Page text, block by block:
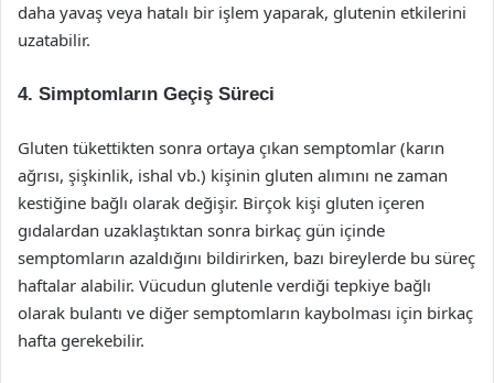
daha yavaş veya hatalı bir işlem yaparak, glutenin etkilerini
uzatabilir.
4. Simptomların Geçiş Süreci
Gluten tükettikten sonra ortaya çıkan semptomlar (karın
ağrısı, şişkinlik, ishal vb.) kişinin gluten alımını ne zaman
kestiğine bağlı olarak değişir. Birçok kişi gluten içeren
gıdalardan uzaklaştıktan sonra birkaç gün içinde
semptomların azaldığını bildirirken, bazı bireylerde bu süreç
haftalar alabilir. Vücudun glutenle verdiği tepkiye bağlı
olarak bulantı ve diğer semptomların kaybolması için birkaç
hafta gerekebilir.